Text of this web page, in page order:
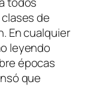
de
En cualquier
leyendo
épocas
que